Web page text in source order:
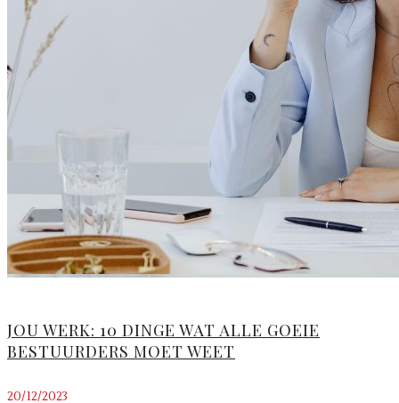
JOU WERK: 10 DINGE WAT ALLE GOEIE
BESTUURDERS MOET WEET
20/12/2023